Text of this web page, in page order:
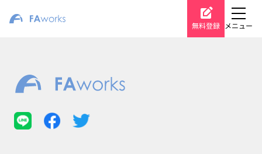
無料登録 メニュー